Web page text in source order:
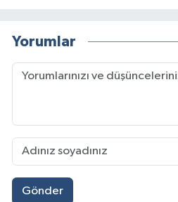
Yorumlar
Gönder